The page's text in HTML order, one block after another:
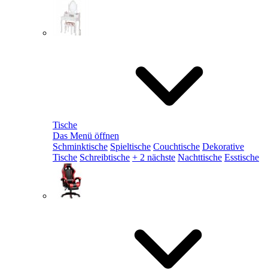
Tische
Das Menü öffnen
Schminktische Spieltische Couchtische Dekorative
Tische Schreibtische + 2 nächste Nachttische Esstische